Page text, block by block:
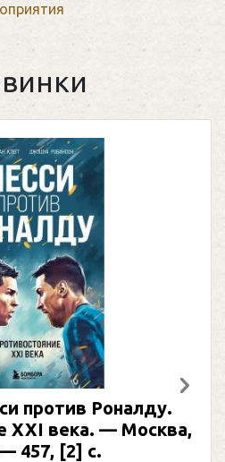
против Роналду.
XXI века. — Москва,
457, [2] с.